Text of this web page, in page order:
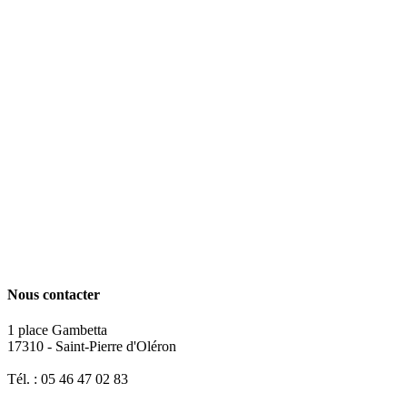
Nous contacter
1 place Gambetta
17310 - Saint-Pierre d'Oléron
Tél. : 05 46 47 02 83